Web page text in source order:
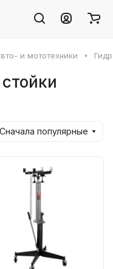
и мототехники
Сначала популярные